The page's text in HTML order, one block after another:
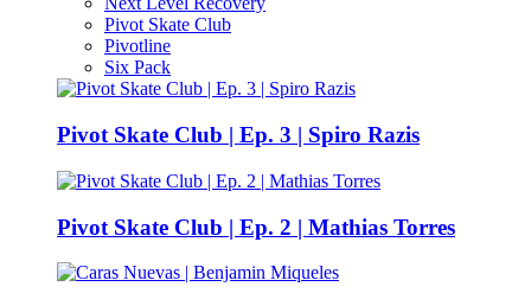
Pivot Skate Club
Pivotline
Six Pack
Pivot Skate Club | Ep. 3 | Spiro Razis
Pivot Skate Club | Ep. 2 | Mathias Torres